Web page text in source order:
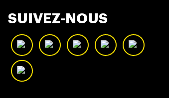
SUIVEZ-NOUS